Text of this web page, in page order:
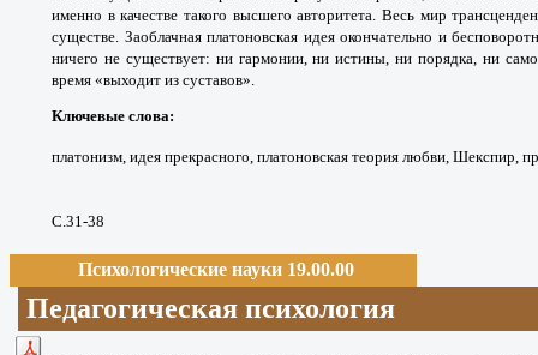
именно в качестве такого высшего авторитета. Весь мир
существе. Заоблачная платоновская идея окончательно и
ничего не существует: ни гармонии, ни истины, ни порядка, ни
время «выходит из суставов».
Ключевые слова:
платонизм, идея прекрасного, платоновская теория любви, Шекспир,
С.31-38
Психологические науки 19.00.00
Педагогическая психология